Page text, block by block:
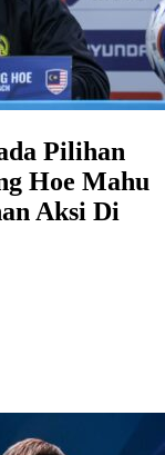
Pilihan
Hoe Mahu
Aksi Di